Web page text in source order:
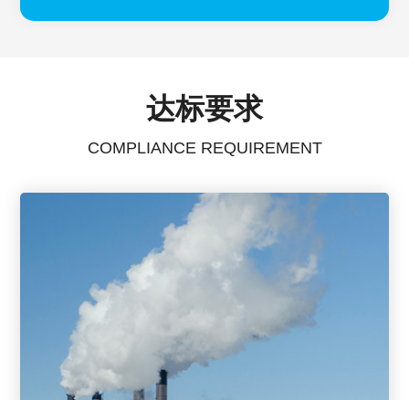
达标要求
COMPLIANCE REQUIREMENT